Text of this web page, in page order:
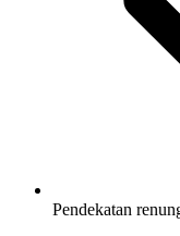
Pendekatan